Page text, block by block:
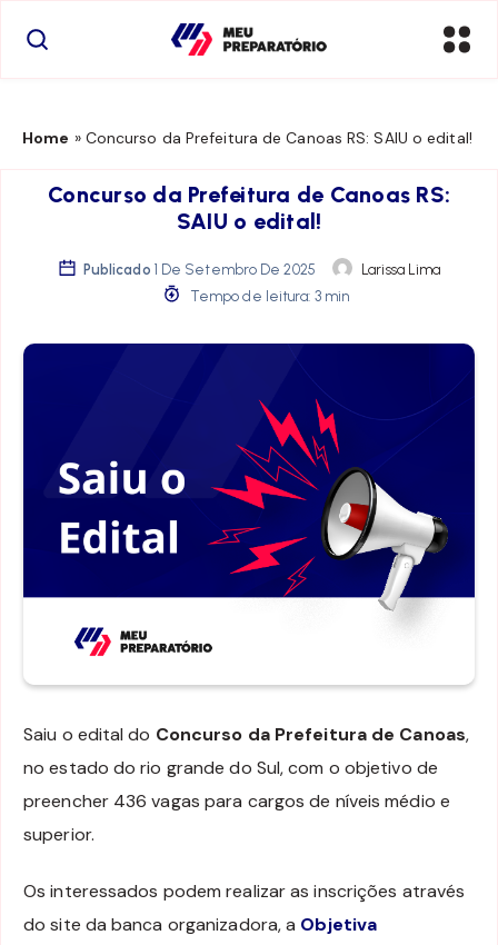
Home » Concurso da Prefeitura de Canoas RS: SAIU o edital!
Concurso da Prefeitura de Canoas RS:
SAIU o edital!
Publicado 1 De Setembro De 2025
Larissa Lima
Tempo de leitura: 3 min
Saiu o edital do Concurso da Prefeitura de Canoas,
no estado do rio grande do Sul, com o objetivo de
preencher 436 vagas para cargos de níveis médio e
superior.
Os interessados podem realizar as inscrições através
do site da banca organizadora, a Objetiva